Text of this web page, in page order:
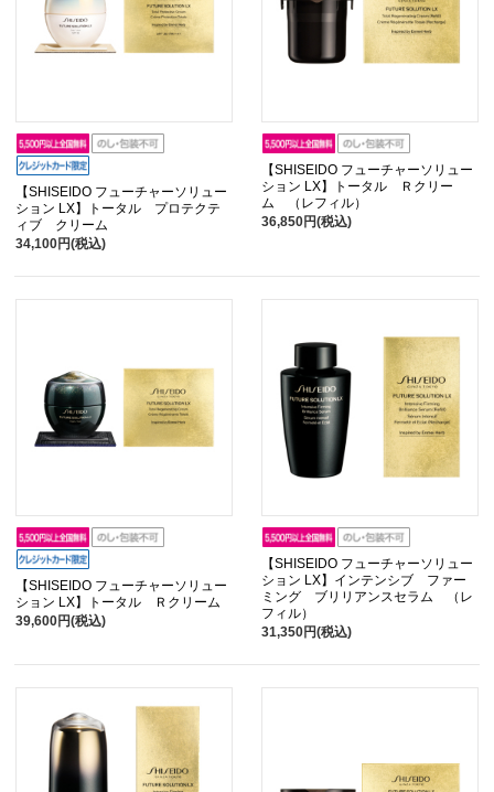
【SHISEIDO フューチャーソリュー
ション LX】トータル プロテクテ
ィブ クリーム
34,100円(税込)
【SHISEIDO フューチャーソリュー
ション LX】トータル Ｒクリー
ム （レフィル）
36,850円(税込)
【SHISEIDO フューチャーソリュー
ション LX】トータル Ｒクリーム
39,600円(税込)
【SHISEIDO フューチャーソリュー
ション LX】インテンシブ ファー
ミング ブリリアンスセラム （レ
フィル）
31,350円(税込)